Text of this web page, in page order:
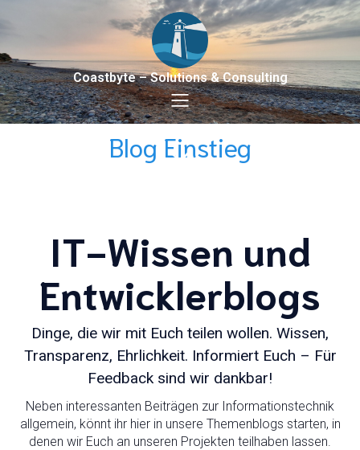
Coastbyte – Solutions & Consulting
Blog Einstieg
IT-Wissen und
Entwicklerblogs
Dinge, die wir mit Euch teilen wollen. Wissen,
Transparenz, Ehrlichkeit. Informiert Euch – Für
Feedback sind wir dankbar!
Neben interessanten Beiträgen zur Informationstechnik
allgemein, könnt ihr hier in unsere Themenblogs starten, in
denen wir Euch an unseren Projekten teilhaben lassen.